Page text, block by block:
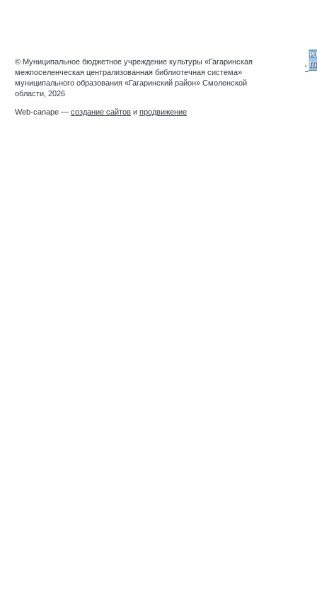
© Муниципальное бюджетное учреждение культуры «Гагаринская
межпоселенческая централизованная библиотечная система»
муниципального образования «Гагаринский район» Смоленской
области, 2026
Web-canape — создание сайтов и продвижение
'